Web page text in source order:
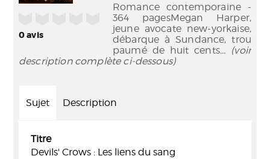
0avis
Romance contemporaine -
364 pagesMegan Harper,
jeune avocate new-yorkaise,
débarque à Sundance, trou
paumé de huit cents... (voir
description complète ci-dessous)
Sujet Description
Titre
Devils' Crows : Les liens du sang